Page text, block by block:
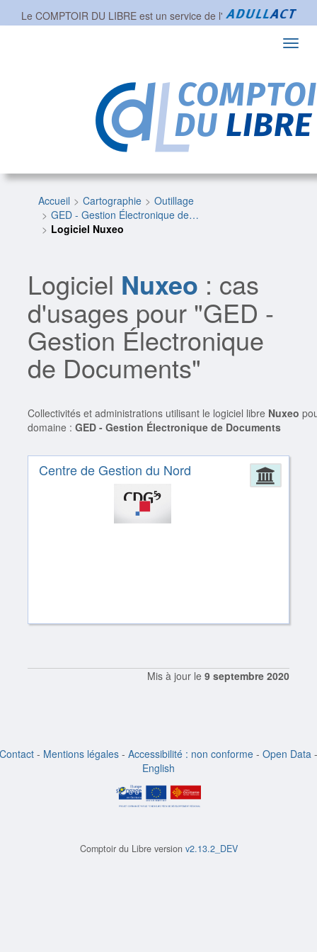
Le COMPTOIR DU LIBRE est un service de l'
Accueil Cartographie
Outillage
GED - Gestion Électronique de…
Logiciel Nuxeo
Logiciel Nuxeo : cas
d'usages pour "GED -
Gestion Électronique
de Documents"
Collectivités et administrations utilisant le logiciel libre Nuxeo
domaine :GED - Gestion Électronique de Documents
Centre de Gestion du Nord
Mis à jour le 9 septembre 2020
Contact - Mentions légales - Accessibilité : non conforme - Open Data -
English
Comptoir du Libre version v2.13.2_DEV